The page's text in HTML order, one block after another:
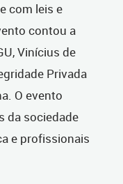
com leis e
contou a
Vinícius de
Privada
O evento
da sociedade
e profissionais